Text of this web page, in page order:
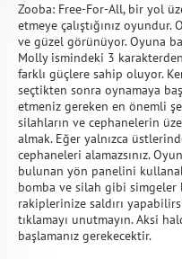
Zooba: Free-For-All, bir yol
etmeye çalıştığınız
ve güzel görünüyor. Oyuna
Molly ismindeki 3
farklı güçlere sahip oluyor.
seçtikten sonra oynamaya
etmeniz gereken en önemli
silahların ve cephanelerin
almak. Eğer yalnızca
cephaneleri alamazsınız.
bulunan yön panelini
bomba ve silah gibi simgeler
rakiplerinize saldırı
tıklamayı unutmayın. Aksi
başlamanız gerekecektir.